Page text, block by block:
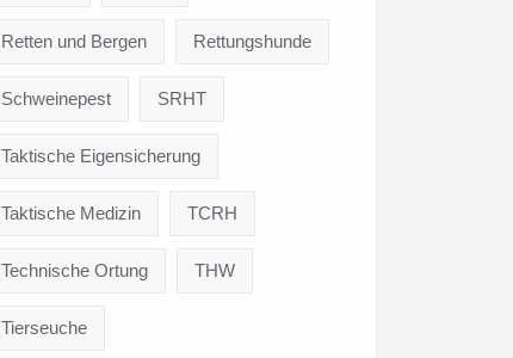
Retten und Bergen Rettungshunde
Schweinepest SRHT
Taktische Eigensicherung
Taktische Medizin TCRH
Technische Ortung THW
Tierseuche